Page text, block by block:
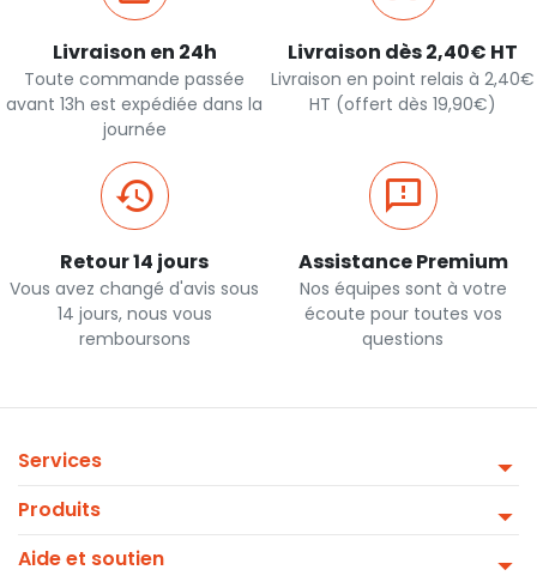
Livraison en 24h
Toute commande passée
avant 13h est expédiée dans la
journée
Livraison dès 2,40€ HT
Livraison en point relais à 2,40€
HT (offert dès 19,90€)
Retour 14 jours
Vous avez changé d'avis sous
14 jours, nous vous
remboursons
Assistance Premium
Nos équipes sont à votre
écoute pour toutes vos
questions
Services
Produits
Aide et soutien